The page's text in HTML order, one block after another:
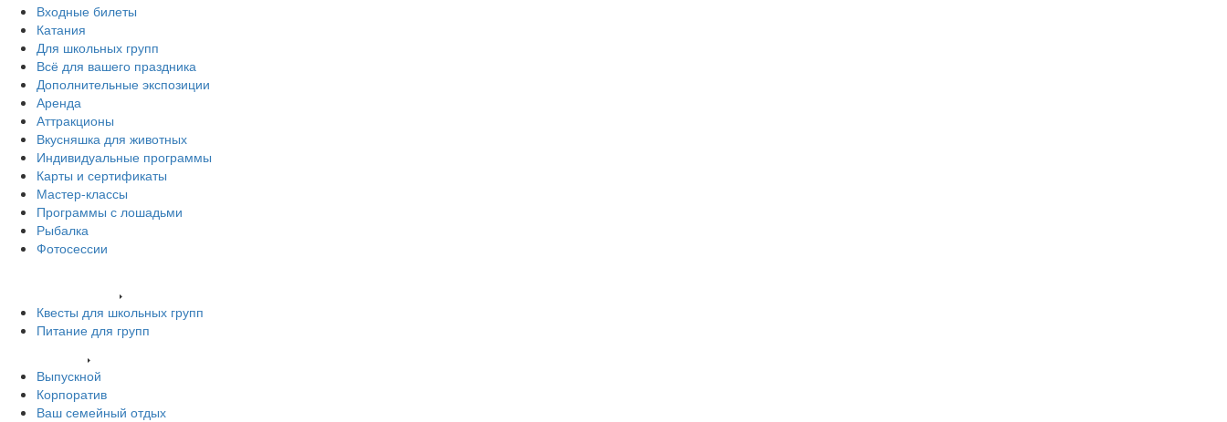
Входные билеты
Катания
Для школьных групп
Всё для вашего праздника
Дополнительные экспозиции
Аренда
Аттракционы
Вкусняшка для животных
Индивидуальные программы
Карты и сертификаты
Мастер-классы
Программы с лошадьми
Рыбалка
Фотосессии
Квесты для школьных групп
Питание для групп
Выпускной
Корпоратив
Ваш семейный отдых